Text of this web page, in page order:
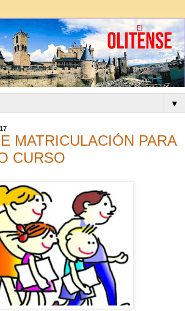
▼
MATRICULACIÓN PARA
CURSO